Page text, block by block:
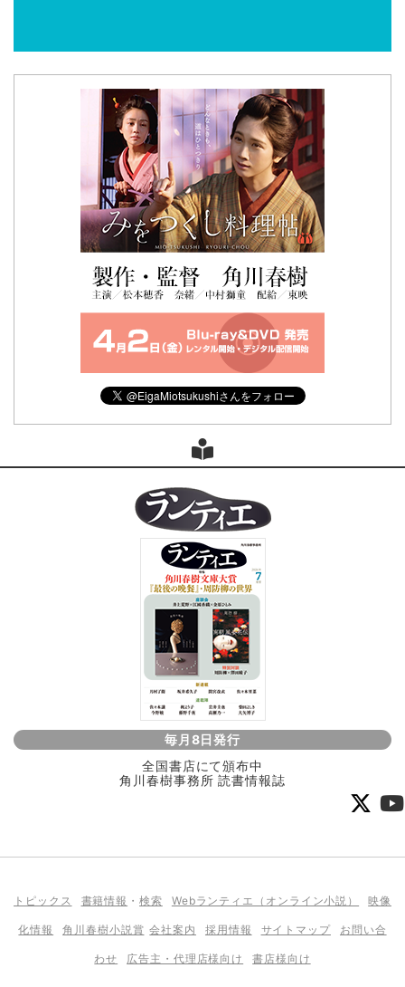
毎月8日発行
全国書店にて頒布中
角川春樹事務所 読書情報誌
トピックス 書籍情報 ・検索 Webランティエ（オンライン小説） 映像
化情報 角川春樹小説賞 会社案内 採用情報 サイトマップ お問い合
わせ 広告主・代理店様向け 書店様向け